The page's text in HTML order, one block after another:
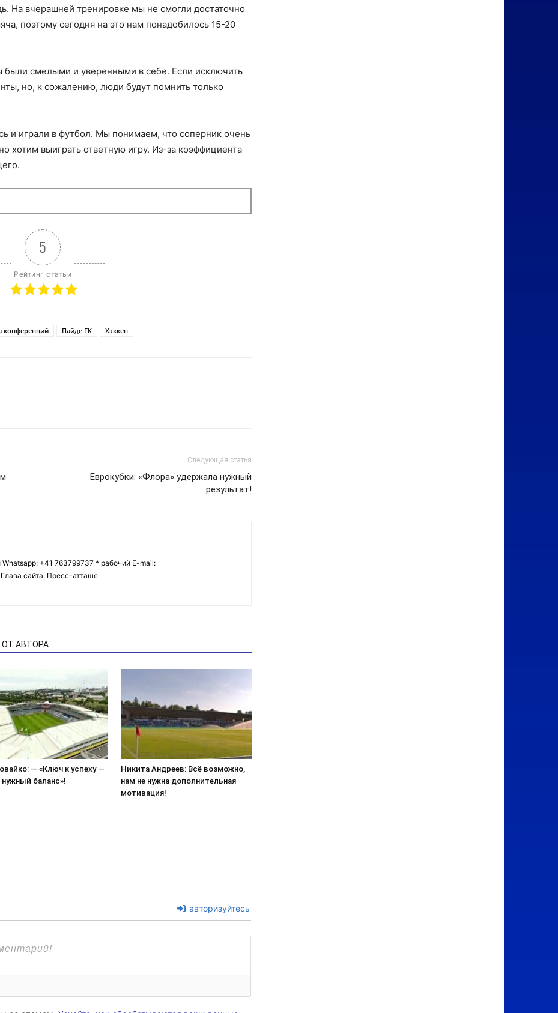
На вчерашней тренировке мы не смогли достаточно
поэтому сегодня на это нам понадобилось 15-20
смелыми и уверенными в себе. Если исключить
но, к сожалению, люди будут помнить только
и играли в футбол. Мы понимаем, что соперник очень
хотим выиграть ответную игру. Из-за коэффициента
5
Рейтинг статьи
конференций Пайде ГК Хэккен
Следующая статья
Еврокубки: «Флора» удержала нужный
результат!
Whatsapp: +41 763799737 * рабочий E-mail:
сайта, Пресс-атташе
ОТ АВТОРА
— «Ключ к успеху —
нужный баланс»!
Никита Андреев: Всё возможно,
нам не нужна дополнительная
мотивация!
авторизуйтесь